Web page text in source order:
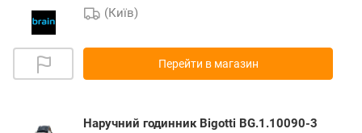
(Київ)
Перейти в магазин
Наручний годинник Bigotti BG.1.10090-3